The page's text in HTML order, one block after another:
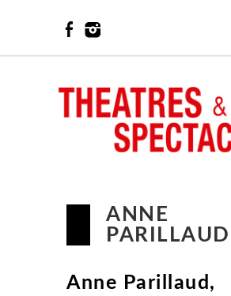
ANNE
PARILLAUD
Anne Parillaud,